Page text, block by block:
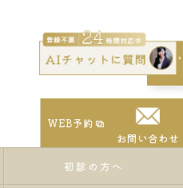
WEB予約
お問い合わせ
初診の方へ